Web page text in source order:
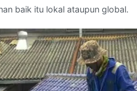
baik itu lokal ataupun global.